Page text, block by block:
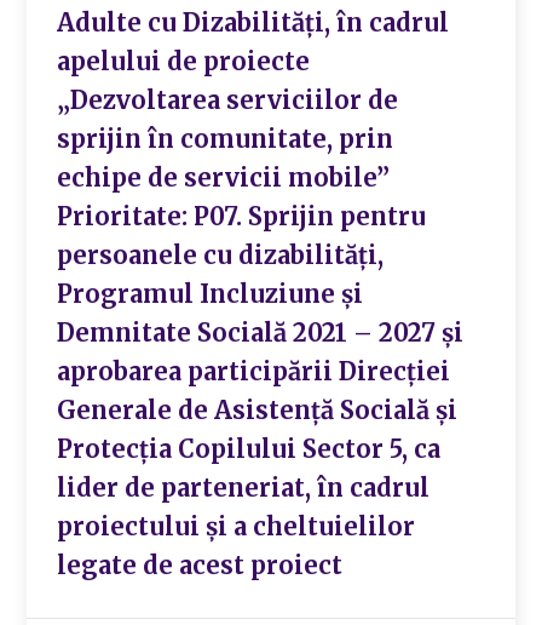
Adulte cu Dizabilități, în cadrul
apelului de proiecte
„Dezvoltarea serviciilor de
sprijin în comunitate, prin
echipe de servicii mobile”
Prioritate: P07. Sprijin pentru
persoanele cu dizabilități,
Programul Incluziune și
Demnitate Socială 2021 – 2027 și
aprobarea participării Direcției
Generale de Asistență Socială și
Protecția Copilului Sector 5, ca
lider de parteneriat, în cadrul
proiectului și a cheltuielilor
legate de acest proiect